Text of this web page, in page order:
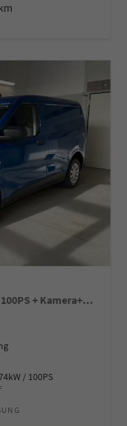
Trend Kastenwagen 1.5 EcoBlue 100PS + Kamera+Winterpaket
/ 100PS